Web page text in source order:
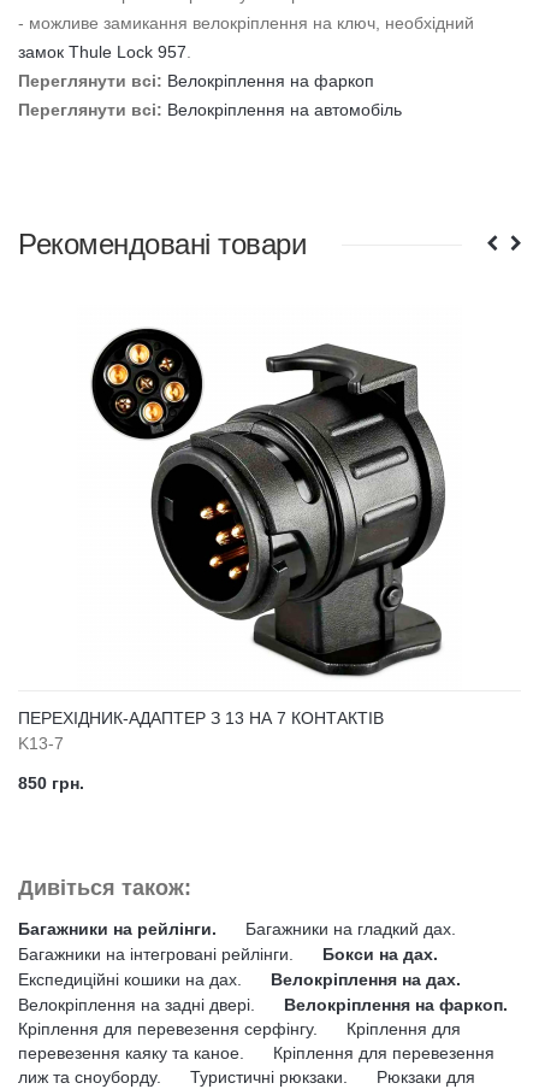
- можливе замикання велокріплення на ключ, необхідний
замок Thule Lock 957.
Переглянути всі: Велокріплення на фаркоп
Переглянути всі: Велокріплення на автомобіль
Рекомендовані товари
ПЕРЕХІДНИК-АДАПТЕР З 13 НА 7 КОНТАКТІВ
K13-7
850 грн.
Дивіться також:
Багажники на рейлінги.
Багажники на гладкий дах.
Багажники на інтегровані рейлінги.
Бокси на дах.
Експедиційні кошики на дах.
Велокріплення на дах.
Велокріплення на задні двері.
Велокріплення на фаркоп.
Кріплення для перевезення серфінгу.
Кріплення для
перевезення каяку та каное.
Кріплення для перевезення
лиж та сноуборду.
Туристичні рюкзаки.
Рюкзаки для